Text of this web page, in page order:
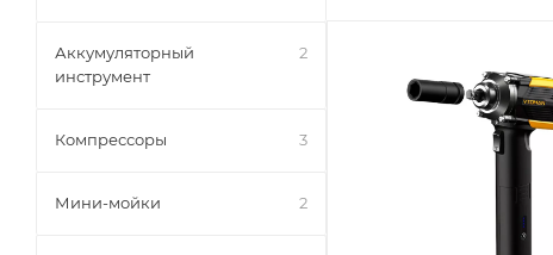
Аккумуляторный
инструмент
2
Компрессоры 3
Мини-мойки 2